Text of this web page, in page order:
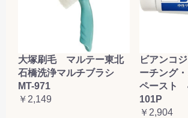
大塚刷毛 マルテー東北
石橋洗浄マルチブラシ
MT-971
￥2,149
ビアンコ
ーチング
ペースト
101P
￥2,904